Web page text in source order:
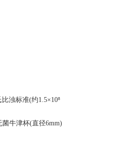
浊标准(约1.5×10⁸
牛津杯(直径6mm)